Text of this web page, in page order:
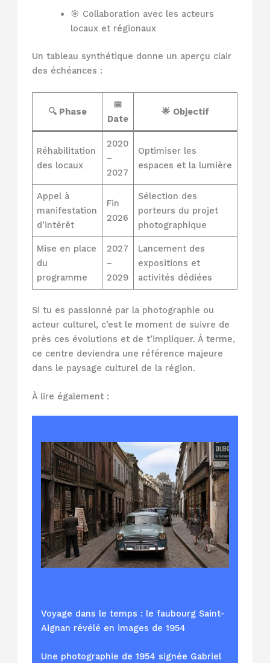
🎯 Collaboration avec les acteurs
locaux et régionaux
Un tableau synthétique donne un aperçu clair
des échéances :
🔍 Phase
📅
Date
🌟 Objectif
Réhabilitation
des locaux
2020
–
2027
Optimiser les
espaces et la lumière
Appel à
manifestation
d’intérêt
Fin
2026
Sélection des
porteurs du projet
photographique
Mise en place
du
programme
2027
–
2029
Lancement des
expositions et
activités dédiées
Si tu es passionné par la photographie ou
acteur culturel, c’est le moment de suivre de
près ces évolutions et de t’impliquer. À terme,
ce centre deviendra une référence majeure
dans le paysage culturel de la région.
À lire également :
Voyage dans le temps : le faubourg Saint-
Aignan révélé en images de 1954
Une photographie de 1954 signée Gabriel